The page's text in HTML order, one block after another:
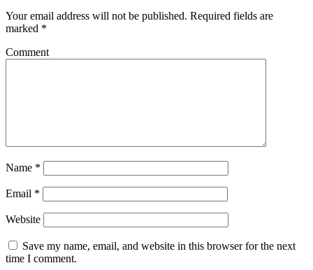
Your email address will not be published. Required fields are
marked *
Comment
Name *
Email *
Website
Save my name, email, and website in this browser for the next
time I comment.